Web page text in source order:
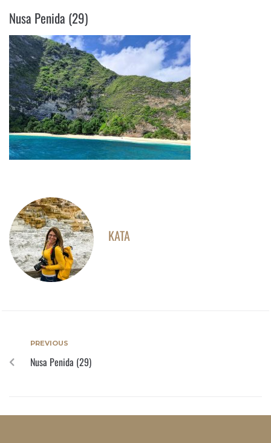
Nusa Penida (29)
KATA
PREVIOUS
Nusa Penida (29)